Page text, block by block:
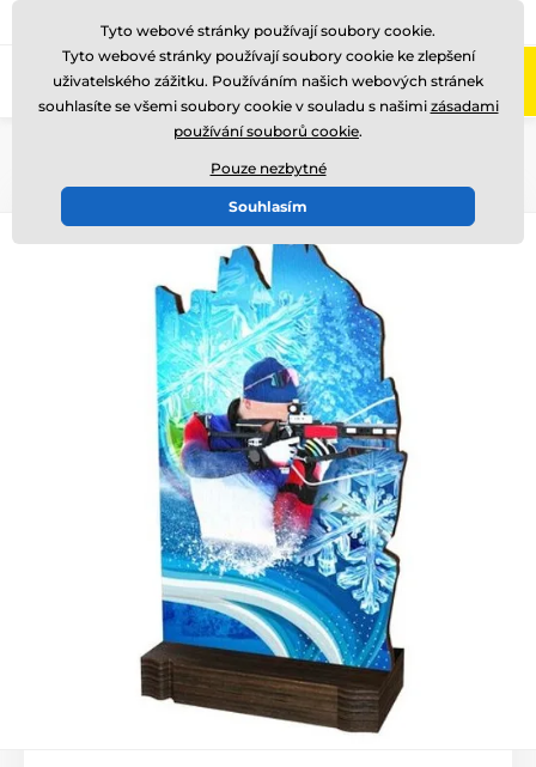
Zavolejte nám (Po-Pá 8-17)
Tyto webové stránky používají soubory cookie.
Tyto webové stránky používají soubory cookie ke zlepšení
uživatelského zážitku. Používáním našich webových stránek
souhlasíte se všemi soubory cookie v souladu s našimi zásadami
používání souborů cookie.
Pouze nezbytné
Souhlasím